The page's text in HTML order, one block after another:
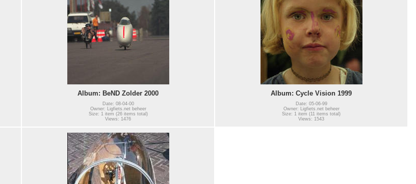
Album: BeND Zolder 2000
Date: 08-04-00
Owner: Ligfiets.net beheer
Size: 1 item (26 items total)
Views: 1476
Album: Cycle Vision 1999
Date: 05-06-99
Owner: Ligfiets.net beheer
Size: 1 item (11 items total)
Views: 1543